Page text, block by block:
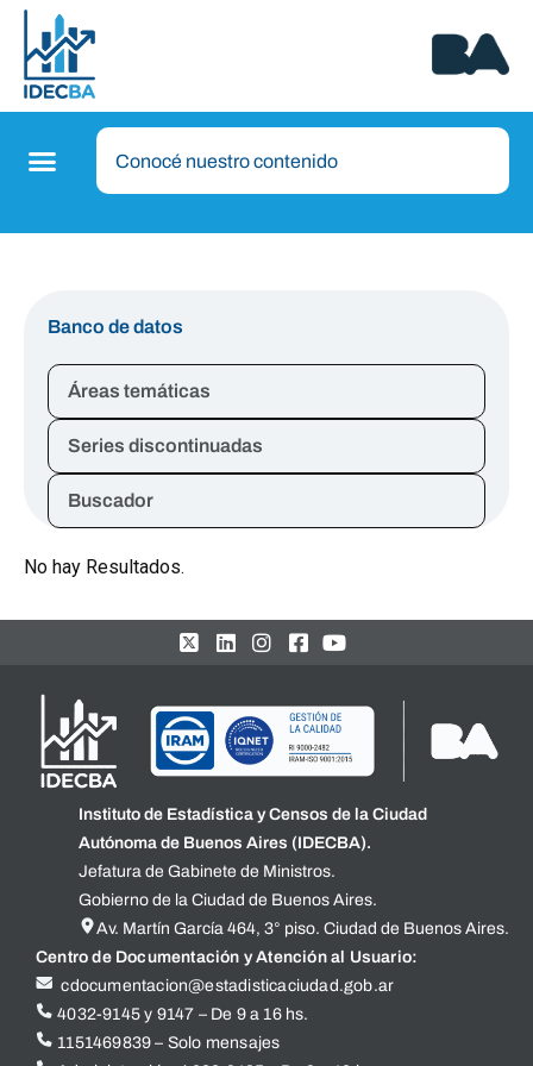
Banco de datos
Áreas temáticas
Series discontinuadas
Buscador
No hay Resultados.
Instituto de Estadística y Censos de la Ciudad
Autónoma de Buenos Aires (IDECBA).
Jefatura de Gabinete de Ministros.
Gobierno de la Ciudad de Buenos Aires.
Av. Martín García 464, 3° piso. Ciudad de Buenos Aires.
Centro de Documentación y Atención al Usuario:
cdocumentacion@estadisticaciudad.gob.ar
4032-9145 y 9147 – De 9 a 16 hs.
1151469839 – Solo mensajes